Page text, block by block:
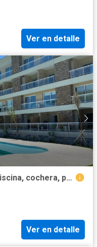
Ver en detalle
Departamento en dúplex con piscina, cochera, parrilla Pinamar
Ver en detalle